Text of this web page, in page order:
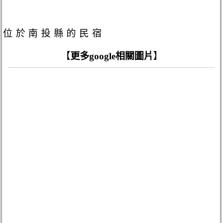
位於南投縣的民宿
【 更多google相關圖片 】